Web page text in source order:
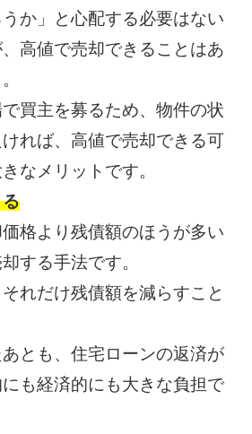
か」と心配する必要はない
高値で売却できることはあ
買主を募るため、物件の状
れば、高値で売却できる可
なメリットです。
格より残債額のほうが多い
する手法です。
れだけ残債額を減らすこと
とも、住宅ローンの返済が
も経済的にも大きな負担で